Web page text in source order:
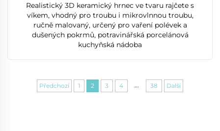
Realistický 3D keramický hrnec ve tvaru rajčete s
víkem, vhodný pro troubu i mikrovlnnou troubu,
ručně malovaný, určený pro vaření polévek a
dušených pokrmů, potravinářská porcelánová
kuchyňská nádoba
Předchozí 1 2 3 4 ... 38 Další